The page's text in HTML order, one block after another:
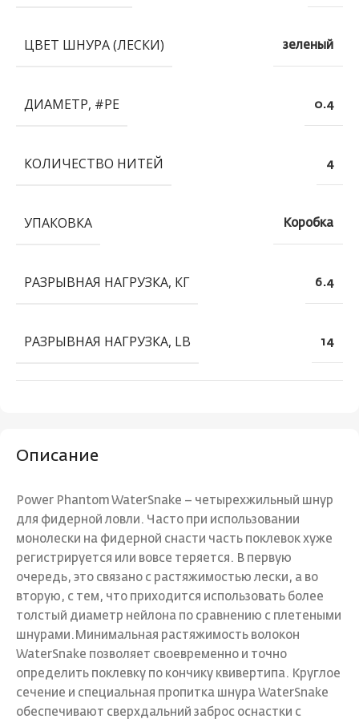
Описание
Power Phantom WaterSnake – четырехжильный шнур
для фидерной ловли. Часто при использовании
монолески на фидерной снасти часть поклевок хуже
регистрируется или вовсе теряется. В первую
очередь, это связано с растяжимостью лески, а во
вторую, с тем, что приходится использовать более
толстый диаметр нейлона по сравнению с плетеными
шнурами.Минимальная растяжимость волокон
WaterSnake позволяет своевременно и точно
определить поклевку по кончику квивертипа. Круглое
сечение и специальная пропитка шнура WaterSnake
обеспечивают сверхдальний заброс оснастки с
ЦВЕТ ШНУРА (ЛЕСКИ) зеленый
ДИАМЕТР, #PE 0.4
КОЛИЧЕСТВО НИТЕЙ 4
УПАКОВКА Коробка
РАЗРЫВНАЯ НАГРУЗКА, КГ 6.4
РАЗРЫВНАЯ НАГРУЗКА, LB 14